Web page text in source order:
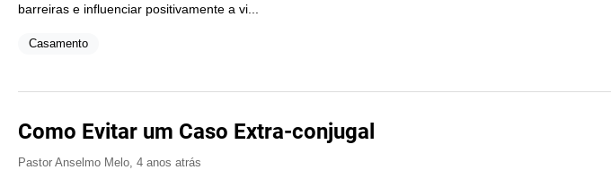
barreiras e influenciar positivamente a vi...
Casamento
Como Evitar um Caso Extra-conjugal
Pastor Anselmo Melo 4 anos atrás